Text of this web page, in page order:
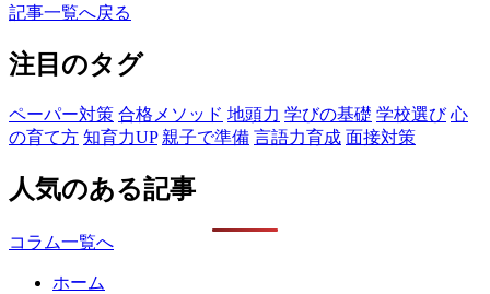
記事一覧へ戻る
注目のタグ
ペーパー対策 合格メソッド 地頭力 学びの基礎 学校選び 心
の育て方 知育力UP 親子で準備 言語力育成 面接対策
人気のある記事
コラム一覧へ
ホーム